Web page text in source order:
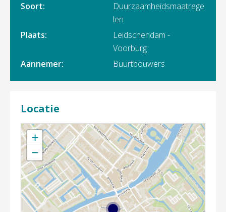
Soort:
Duurzaamheidsmaatrege
len
Plaats:
Leidschendam -
Voorburg
Aannemer:
Buurtbouwers
Locatie
+
−